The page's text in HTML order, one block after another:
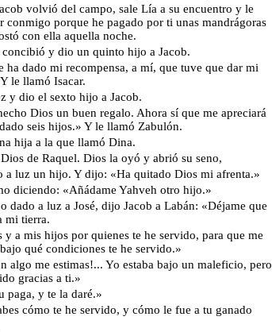
volvió del campo, sale Lía a su encuentro y le
conmigo porque he pagado por ti unas mandrágoras
con ella aquella noche.
y dio un quinto hijo a Jacob.
dado mi recompensa, a mí, que tuve que dar mi
le llamó Isacar.
y dio el sexto hijo a Jacob.
Dios un buen regalo. Ahora sí que me apreciará
seis hijos.» Y le llamó Zabulón.
hija a la que llamó Dina.
de Raquel. Dios la oyó y abrió su seno,
a luz un hijo. Y dijo: «Ha quitado Dios mi afrenta.»
diciendo: «Añádame Yahveh otro hijo.»
dado a luz a José, dijo Jacob a Labán: «Déjame que
mi tierra.
y a mis hijos por quienes te he servido, para que me
qué condiciones te he servido.»
algo me estimas!... Yo estaba bajo un maleficio, pero
gracias a ti.»
paga, y te la daré.»
cómo te he servido, y cómo le fue a tu ganado